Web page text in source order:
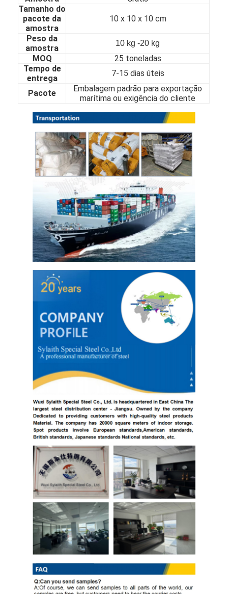
Sobre nós
Visita à fábrica
Controle de Qualidade
Contacte-nos
folha de aço inoxidável laminada
Bobina de aço inoxidável laminada
folha de aço inoxidável laminada a alta temperatura
Bobina de aço inoxidável laminada a alta temperatura
Folhas de aço inoxidável 304
Tubulação 304 de aço inoxidável
Folha de aço inoxidável 316L
Tubo de Aço Inoxidável 316L
2205 Chapa de aço inoxidável
Placa de aço inoxidável lustrada
Tubos decorativos de aço inoxidável
barra de aço inoxidável
Material de alumínio
Material de cobre
PPGI galvanizou a bobina de aço
Tamanho do
pacote da
amostra
10 x 10 x 10 cm
Peso da
amostra
10 kg -20 kg
MOQ
25 toneladas
Tempo de
entrega
7-15 dias úteis
Pacote
Embalagem padrão para exportação
marítima ou exigência do cliente